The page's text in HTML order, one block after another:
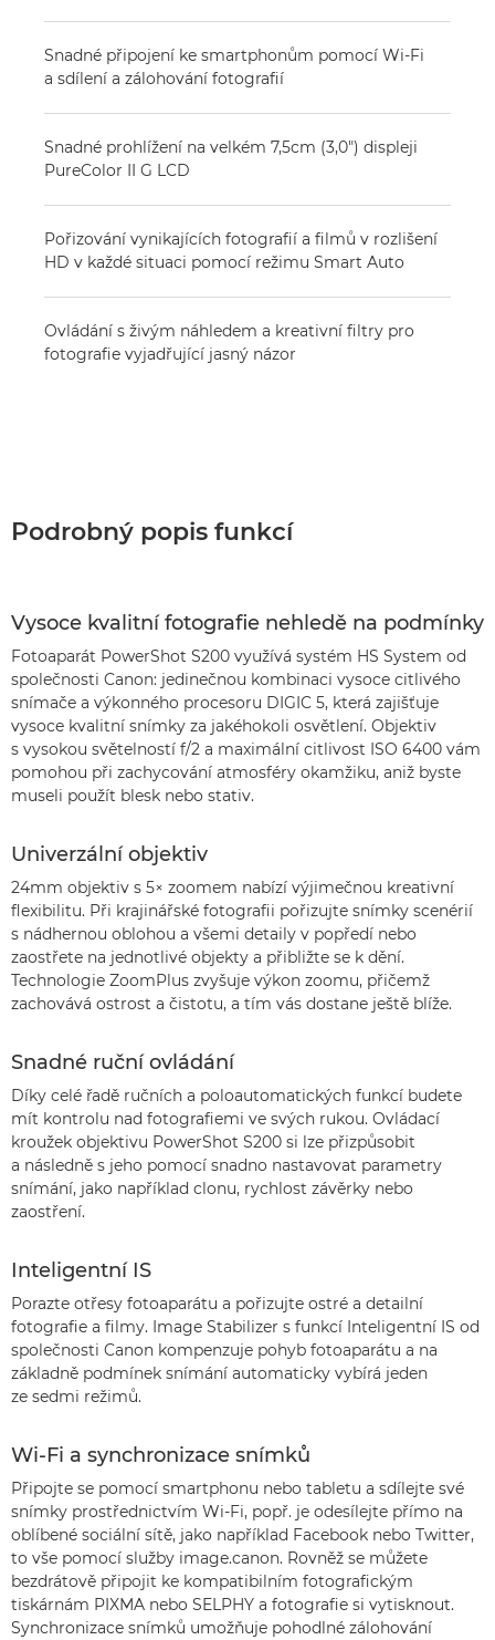
Snadné připojení ke smartphonům pomocí Wi-Fi
a sdílení a zálohování fotografií
Snadné prohlížení na velkém 7,5cm (3,0") displeji
PureColor II G LCD
Pořizování vynikajících fotografií a filmů v rozlišení
HD v každé situaci pomocí režimu Smart Auto
Ovládání s živým náhledem a kreativní filtry pro
fotografie vyjadřující jasný názor
Podrobný popis funkcí
Vysoce kvalitní fotografie nehledě na podmínky
Fotoaparát PowerShot S200 využívá systém HS System od
společnosti Canon: jedinečnou kombinaci vysoce citlivého
snímače a výkonného procesoru DIGIC 5, která zajišťuje
vysoce kvalitní snímky za jakéhokoli osvětlení. Objektiv
s vysokou světelností f/2 a maximální citlivost ISO 6400 vám
pomohou při zachycování atmosféry okamžiku, aniž byste
museli použít blesk nebo stativ.
Univerzální objektiv
24mm objektiv s 5× zoomem nabízí výjimečnou kreativní
flexibilitu. Při krajinářské fotografii pořizujte snímky scenérií
s nádhernou oblohou a všemi detaily v popředí nebo
zaostřete na jednotlivé objekty a přibližte se k dění.
Technologie ZoomPlus zvyšuje výkon zoomu, přičemž
zachovává ostrost a čistotu, a tím vás dostane ještě blíže.
Snadné ruční ovládání
Díky celé řadě ručních a poloautomatických funkcí budete
mít kontrolu nad fotografiemi ve svých rukou. Ovládací
kroužek objektivu PowerShot S200 si lze přizpůsobit
a následně s jeho pomocí snadno nastavovat parametry
snímání, jako například clonu, rychlost závěrky nebo
zaostření.
Inteligentní IS
Porazte otřesy fotoaparátu a pořizujte ostré a detailní
fotografie a filmy. Image Stabilizer s funkcí Inteligentní IS od
společnosti Canon kompenzuje pohyb fotoaparátu a na
základně podmínek snímání automaticky vybírá jeden
ze sedmi režimů.
Wi-Fi a synchronizace snímků
Připojte se pomocí smartphonu nebo tabletu a sdílejte své
snímky prostřednictvím Wi-Fi, popř. je odesílejte přímo na
oblíbené sociální sítě, jako například Facebook nebo Twitter,
to vše pomocí služby image.canon. Rovněž se můžete
bezdrátově připojit ke kompatibilním fotografickým
tiskárnám PIXMA nebo SELPHY a fotografie si vytisknout.
Synchronizace snímků umožňuje pohodlné zálohování